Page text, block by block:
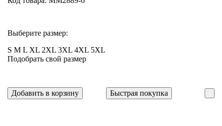
Выберите размер:
S M L XL 2XL 3XL 4XL 5XL
Подобрать свой размер
Добавить в корзину Быстрая покупка